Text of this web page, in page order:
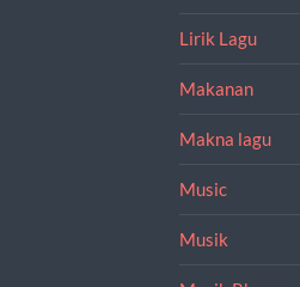
Lirik Lagu
Makanan
Makna lagu
Music
Musik